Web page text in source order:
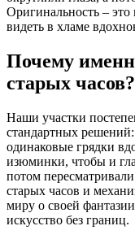
Оригинальность – это
видеть в хламе
Почему
старых часов?
Наши участки
стандартных
одинаковые грядки
изюминки, чтобы и
потом
старых часов и
миру о своей
искусство без границ.